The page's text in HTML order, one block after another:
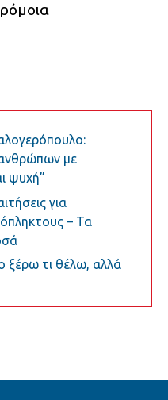
ανθρώπων με
ψυχή”
για
– Τα
ξέρω τι θέλω, αλλά